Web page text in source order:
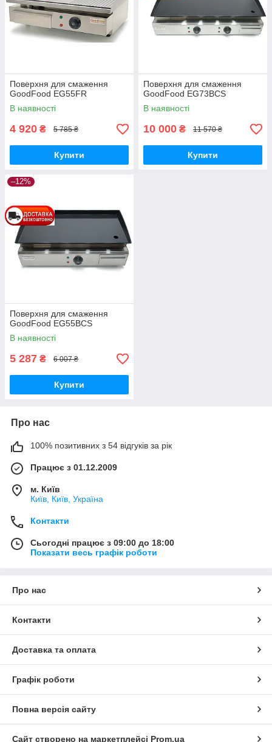
Поверхня для смаження
GoodFood EG55FR
В наявності
4 920 ₴ 5 785 ₴
Купити
Поверхня для смаження
GoodFood EG73BCS
В наявності
10 000 ₴ 11 570 ₴
Купити
–12%
Поверхня для смаження
GoodFood EG55BCS
В наявності
5 287 ₴ 6 007 ₴
Купити
Про нас
100% позитивних з 54 відгуків за рік
Працює з 01.12.2009
м. Київ
Київ, Київ, Україна
Контакти
Сьогодні працює з 09:00 до 18:00
Показати весь графік роботи
Про нас
Контакти
Доставка та оплата
Графік роботи
Повна версія сайту
Сайт створено на маркетплейсі Prom.ua